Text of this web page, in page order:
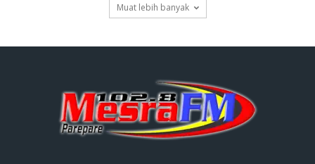
Muat lebih banyak